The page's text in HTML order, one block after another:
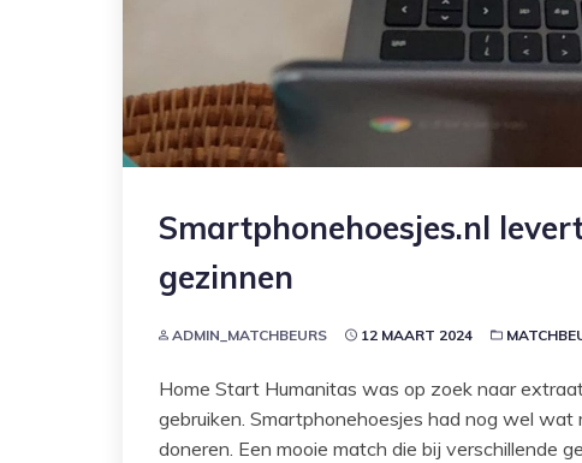
Smartphonehoesjes.nl
gezinnen
ADMIN_MATCHBEURS 12 MAART 2024
Home Start Humanitas was op zoek naar
gebruiken. Smartphonehoesjes had nog wel wat
doneren. Een mooie match die bij verschillende